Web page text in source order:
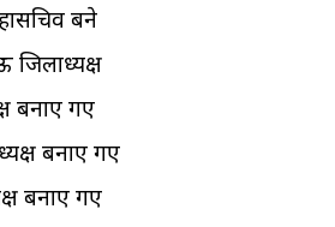
बने
जिलाध्यक्ष
बनाए गए
बनाए गए
बनाए गए